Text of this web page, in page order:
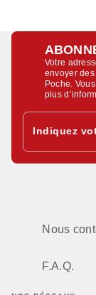
Votre
envoyer
Poche.
plus
Indiquez
Nous
F.A.Q.